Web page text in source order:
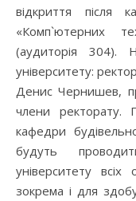
відкриття після
«Комп`ютерних
(аудиторія 304).
університету:
Денис Чернишев,
члени ректорату.
кафедри
будуть
університету всіх
зокрема і для